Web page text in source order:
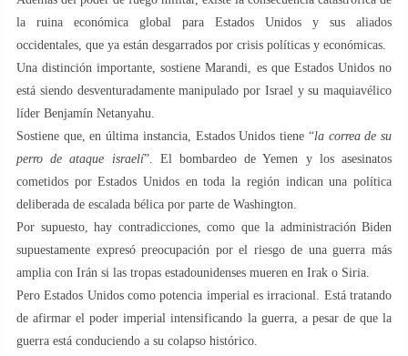
la ruina económica global para Estados Unidos y sus aliados
occidentales, que ya están desgarrados por crisis políticas y económicas.
Una distinción importante, sostiene Marandi, es que Estados Unidos no
está siendo desventuradamente manipulado por Israel y su maquiavélico
líder Benjamín Netanyahu.
Sostiene que, en última instancia, Estados Unidos tiene “la correa de su
perro de ataque israelí”. El bombardeo de Yemen y los asesinatos
cometidos por Estados Unidos en toda la región indican una política
deliberada de escalada bélica por parte de Washington.
Por supuesto, hay contradicciones, como que la administración Biden
supuestamente expresó preocupación por el riesgo de una guerra más
amplia con Irán si las tropas estadounidenses mueren en Irak o Siria.
Pero Estados Unidos como potencia imperial es irracional. Está tratando
de afirmar el poder imperial intensificando la guerra, a pesar de que la
guerra está conduciendo a su colapso histórico.